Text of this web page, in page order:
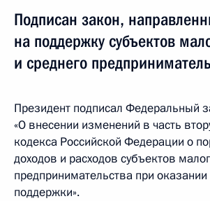
Подписан закон,
на поддержку субъектов
и среднего
Президент подписал Федеральный
«О внесении изменений в часть
кодекса Российской Федерации о
доходов и расходов субъектов
предпринимательства при
поддержки».